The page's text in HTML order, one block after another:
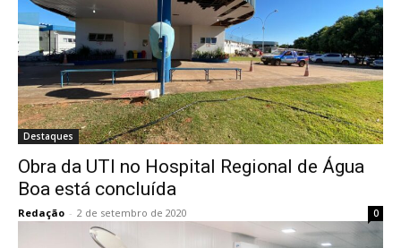
Destaques
Obra da UTI no Hospital Regional de Água
Boa está concluída
Redação - 2 de setembro de 2020 0